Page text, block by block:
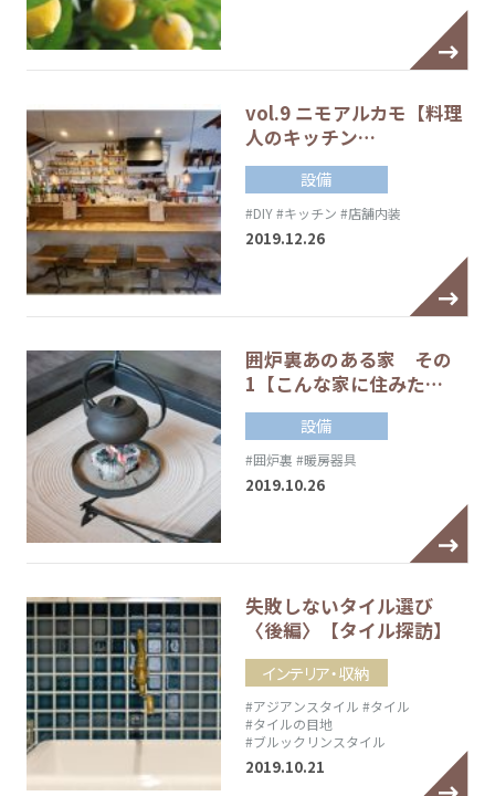
vol.9 ニモアルカモ【料理
人のキッチン…
設備
#DIY#キッチン #店舗内装
2019.12.26
囲炉裏あのある家 その
1【こんな家に住みた…
設備
#囲炉裏 #暖房器具
2019.10.26
失敗しないタイル選び
〈後編〉【タイル探訪】
インテリア・収納
#アジアンスタイル #タイル
#タイルの目地
#ブルックリンスタイル
2019.10.21